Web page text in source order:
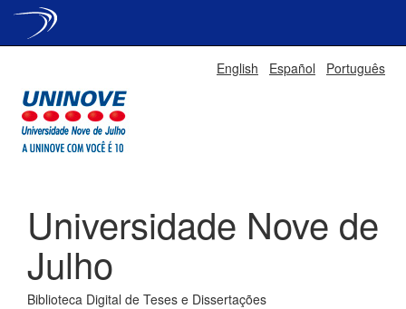
English Español Português
Universidade Nove de
Julho
Biblioteca Digital de Teses e Dissertações